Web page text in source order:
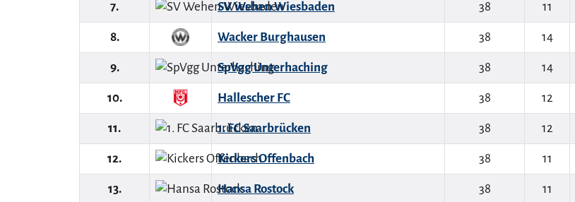
7. SV Wehen Wiesbaden 38 11
8. Wacker Burghausen 38 14
9. SpVgg Unterhaching 38 14
10. Hallescher FC 38 12
11. 1. FC Saarbrücken 38 12
12. Kickers Offenbach 38 11
13. Hansa Rostock 38 11